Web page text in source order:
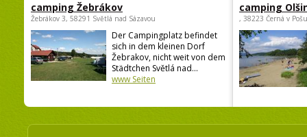
camping Žebrákov
Žebrákov 3, 58291 Světlá nad Sázavou
Der Campingplatz befindet
sich in dem kleinen Dorf
Žebrakov, nicht weit von dem
Städtchen Světlá nad...
www Seiten
camping
, 38223 Černá v